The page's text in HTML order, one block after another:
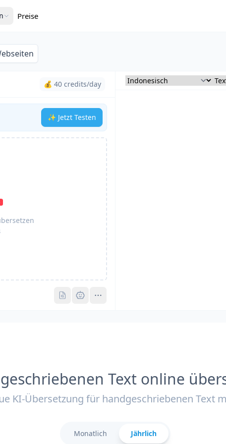
Preise
💰 40 credits/day
✨ Jetzt Testen
Pro
Text online
KI-Übersetzung für handgeschriebenen Text
Monatlich Jährlich